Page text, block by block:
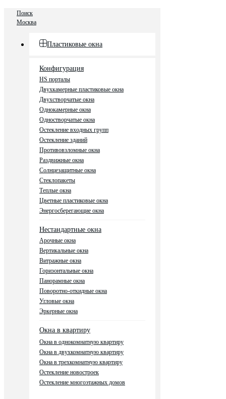
Поиск
Москва
Пластиковые окна
Конфигурация
HS порталы
Двухкамерные пластиковые окна
Двухстворчатые окна
Однокамерные окна
Одностворчатые окна
Остекление входных групп
Остекление зданий
Противовзломные окна
Раздвижные окна
Солнцезащитные окна
Стеклопакеты
Теплые окна
Цветные пластиковые окна
Энергосберегающие окна
Нестандартные окна
Арочные окна
Вертикальные окна
Витражные окна
Горизонтальные окна
Панорамные окна
Поворотно-откидные окна
Угловые окна
Эркерные окна
Окна в квартиру
Окна в однокомнатную квартиру
Окна в двухкомнатную квартиру
Окна в трехкомнатную квартиру
Остекление новостроек
Остекление многоэтажных домов